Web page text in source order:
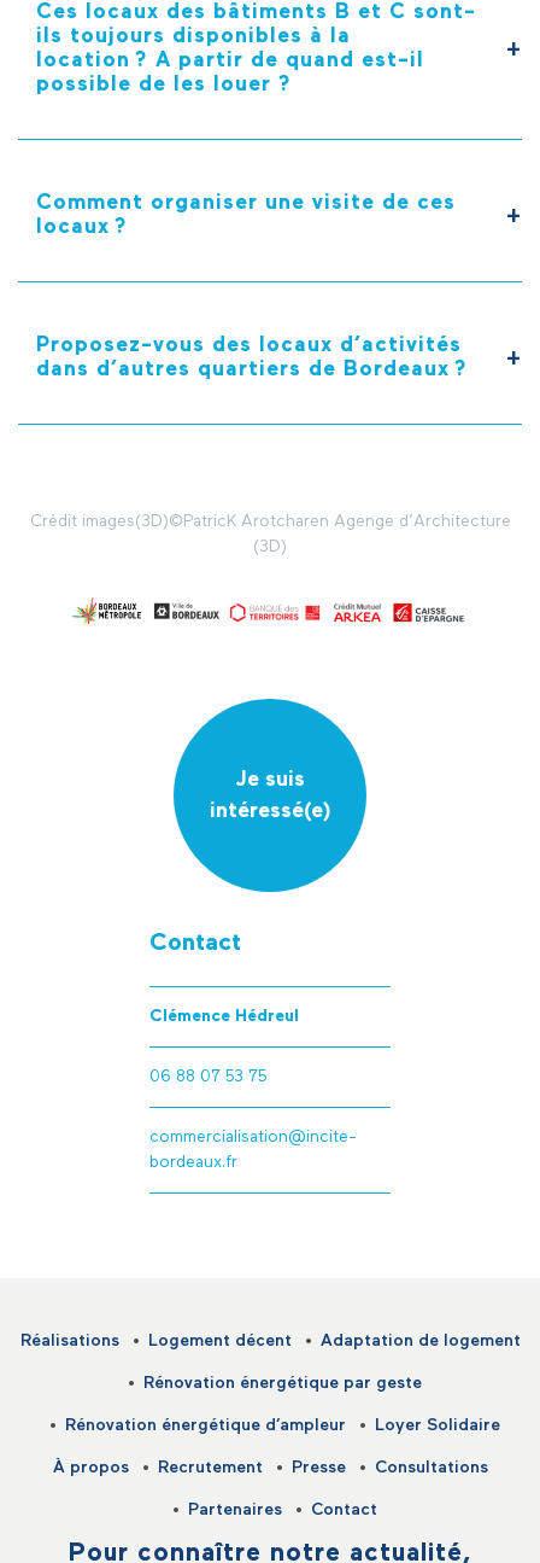
Ces locaux des bâtiments B et C sont-
ils toujours disponibles à la
location ? A partir de quand est-il
possible de les louer ?
Comment organiser une visite de ces
locaux ?
Proposez-vous des locaux d’activités
dans d’autres quartiers de Bordeaux ?
Crédit images(3D)©PatricK Arotcharen Agenge d’Architecture
(3D)
Je suis
intéressé(e)
Contact
Clémence Hédreul
06 88 07 53 75
commercialisation@incite-
bordeaux.fr
Réalisations Logement décent Adaptation de logement
Rénovation énergétique par geste
Rénovation énergétique d’ampleur Loyer Solidaire
À propos Recrutement Presse Consultations
Partenaires Contact
Pour connaître notre actualité,